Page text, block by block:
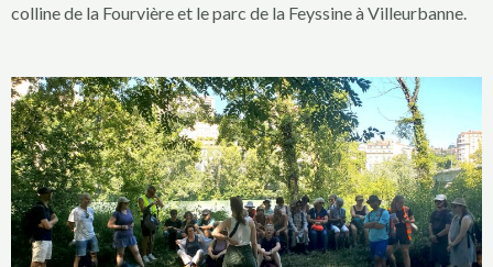
colline de la Fourvière et le parc de la Feyssine à Villeurbanne.